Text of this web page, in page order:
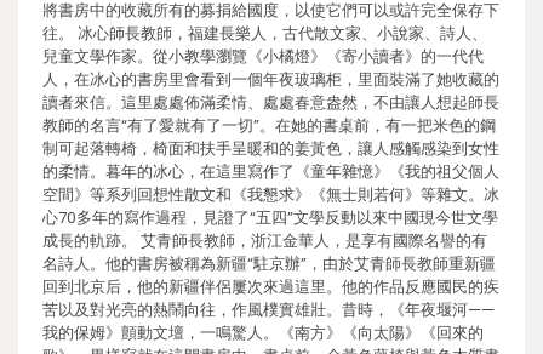
將書房中的收藏所有的募捐給國度，以使它們可以或許完全保存下
往。 冰心師長教師，福建長樂人，古代散文家、小說家、詩人、
兒童文學作家。從小教學瀏覽《小橘燈》《寄小讀者》的一代代
人，在冰心的書房里會看到一個年夜玻璃柜，里面裝滿了她收藏的
讀者來信。這里處處佈滿柔情、處處春意盎然，不由讓人想起師長
教師的名言“有了愛就有了一切”。在她的書桌前，有一把米色的鋼
制可起落轉椅，椅面和扶手呈暖和的姜黃色，讓人感觸感染到女性
的柔情。暮年的冰心，在這里寫作了《童年雜憶》《我的祖父個人
空間》等系列回想性散文和《我懇求》《無士則若何》等雜文。冰
心70多年的寫作過程，見證了“五四”文學反動以來中國現今世文學
成長的軌跡。 艾青師長教師，浙江金華人，是享有國際名譽的有
名詩人。他的書房被稱為新疆“駐京辦”，由於艾青師長教師重新疆
回到北京后，他的新疆伴侶屢次來過這里。他的作品反應國民的疾
苦以及對光亮的熱鬧向往，作風樸實雄壯。昔時，《年夜堰河——
我的保姆》顫動文壇，一鳴驚人。《南方》《向太陽》《回來的